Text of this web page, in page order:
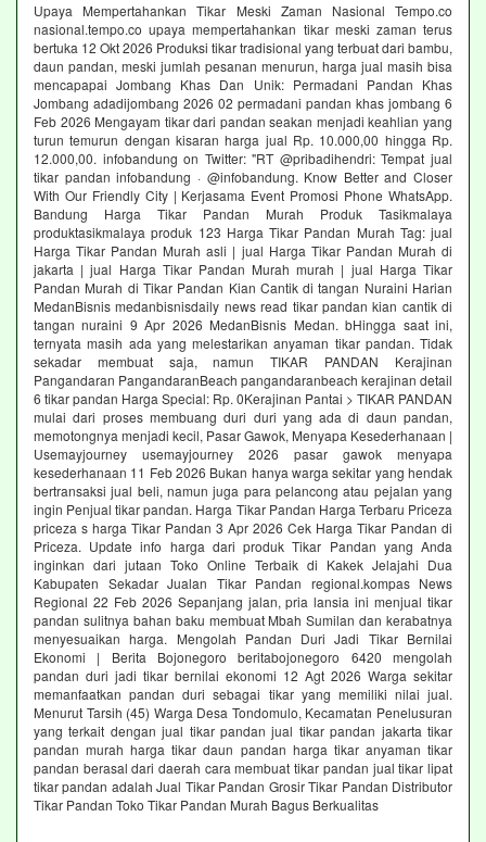
Upaya Mempertahankan Tikar Meski Zaman Nasional Tempo.co
nasional.tempo.co upaya mempertahankan tikar meski zaman terus
bertuka 12 Okt 2026 Produksi tikar tradisional yang terbuat dari bambu,
daun pandan, meski jumlah pesanan menurun, harga jual masih bisa
mencapapai Jombang Khas Dan Unik: Permadani Pandan Khas
Jombang adadijombang 2026 02 permadani pandan khas jombang 6
Feb 2026 Mengayam tikar dari pandan seakan menjadi keahlian yang
turun temurun dengan kisaran harga jual Rp. 10.000,00 hingga Rp.
12.000,00. infobandung on Twitter: "RT @pribadihendri: Tempat jual
tikar pandan infobandung · @infobandung. Know Better and Closer
With Our Friendly City | Kerjasama Event Promosi Phone WhatsApp.
Bandung Harga Tikar Pandan Murah Produk Tasikmalaya
produktasikmalaya produk 123 Harga Tikar Pandan Murah Tag: jual
Harga Tikar Pandan Murah asli | jual Harga Tikar Pandan Murah di
jakarta | jual Harga Tikar Pandan Murah murah | jual Harga Tikar
Pandan Murah di Tikar Pandan Kian Cantik di tangan Nuraini Harian
MedanBisnis medanbisnisdaily news read tikar pandan kian cantik di
tangan nuraini 9 Apr 2026 MedanBisnis Medan. bHingga saat ini,
ternyata masih ada yang melestarikan anyaman tikar pandan. Tidak
sekadar membuat saja, namun TIKAR PANDAN Kerajinan
Pangandaran PangandaranBeach pangandaranbeach kerajinan detail
6 tikar pandan Harga Special: Rp. 0Kerajinan Pantai > TIKAR PANDAN
mulai dari proses membuang duri duri yang ada di daun pandan,
memotongnya menjadi kecil, Pasar Gawok, Menyapa Kesederhanaan |
Usemayjourney usemayjourney 2026 pasar gawok menyapa
kesederhanaan 11 Feb 2026 Bukan hanya warga sekitar yang hendak
bertransaksi jual beli, namun juga para pelancong atau pejalan yang
ingin Penjual tikar pandan. Harga Tikar Pandan Harga Terbaru Priceza
priceza s harga Tikar Pandan 3 Apr 2026 Cek Harga Tikar Pandan di
Priceza. Update info harga dari produk Tikar Pandan yang Anda
inginkan dari jutaan Toko Online Terbaik di Kakek Jelajahi Dua
Kabupaten Sekadar Jualan Tikar Pandan regional.kompas News
Regional 22 Feb 2026 Sepanjang jalan, pria lansia ini menjual tikar
pandan sulitnya bahan baku membuat Mbah Sumilan dan kerabatnya
menyesuaikan harga. Mengolah Pandan Duri Jadi Tikar Bernilai
Ekonomi | Berita Bojonegoro beritabojonegoro 6420 mengolah
pandan duri jadi tikar bernilai ekonomi 12 Agt 2026 Warga sekitar
memanfaatkan pandan duri sebagai tikar yang memiliki nilai jual.
Menurut Tarsih (45) Warga Desa Tondomulo, Kecamatan Penelusuran
yang terkait dengan jual tikar pandan jual tikar pandan jakarta tikar
pandan murah harga tikar daun pandan harga tikar anyaman tikar
pandan berasal dari daerah cara membuat tikar pandan jual tikar lipat
tikar pandan adalah Jual Tikar Pandan Grosir Tikar Pandan Distributor
Tikar Pandan Toko Tikar Pandan Murah Bagus Berkualitas